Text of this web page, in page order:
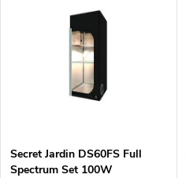
ů
Secret Jardin DS60FS Full
Spectrum Set 100W